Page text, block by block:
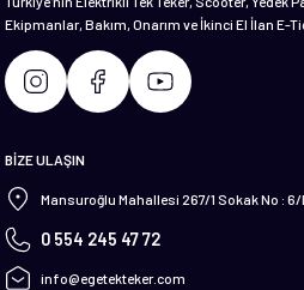
Ekipmanlar, Bakım, Onarım ve İkinci El İlan E-
BİZE ULAŞIN
Mansuroğlu Mahallesi 267/1 Sokak No :
0 554 245 47 72
info@egetekteker.com